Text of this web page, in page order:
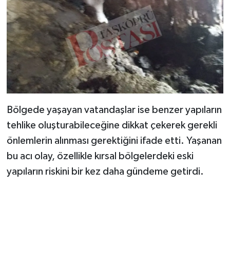
Bölgede yaşayan vatandaşlar ise benzer yapıların
tehlike oluşturabileceğine dikkat çekerek gerekli
önlemlerin alınması gerektiğini ifade etti. Yaşanan
bu acı olay, özellikle kırsal bölgelerdeki eski
yapıların riskini bir kez daha gündeme getirdi.